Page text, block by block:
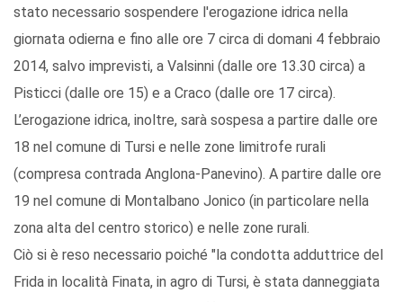
stato necessario sospendere l'erogazione idrica nella
giornata odierna e fino alle ore 7 circa di domani 4 febbraio
2014, salvo imprevisti, a Valsinni (dalle ore 13.30 circa) a
Pisticci (dalle ore 15) e a Craco (dalle ore 17 circa).
L’erogazione idrica, inoltre, sarà sospesa a partire dalle ore
18 nel comune di Tursi e nelle zone limitrofe rurali
(compresa contrada Anglona-Panevino). A partire dalle ore
19 nel comune di Montalbano Jonico (in particolare nella
zona alta del centro storico) e nelle zone rurali.
Ciò si è reso necessario poiché "la condotta adduttrice del
Frida in località Finata, in agro di Tursi, è stata danneggiata